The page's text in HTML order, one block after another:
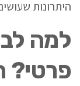
היתרונות
למה
פרטי?